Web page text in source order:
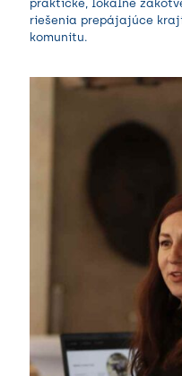
praktické, lokálne
riešenia prepájajúce
komunitu.